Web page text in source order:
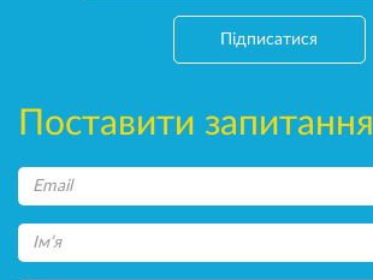
Підписатися
Поставити запитання